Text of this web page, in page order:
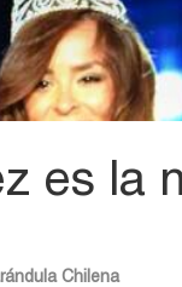
es la
Chilena